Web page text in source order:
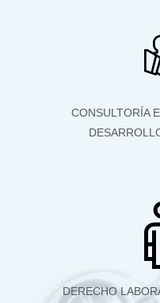
CONSULTORÍA
DERECHO